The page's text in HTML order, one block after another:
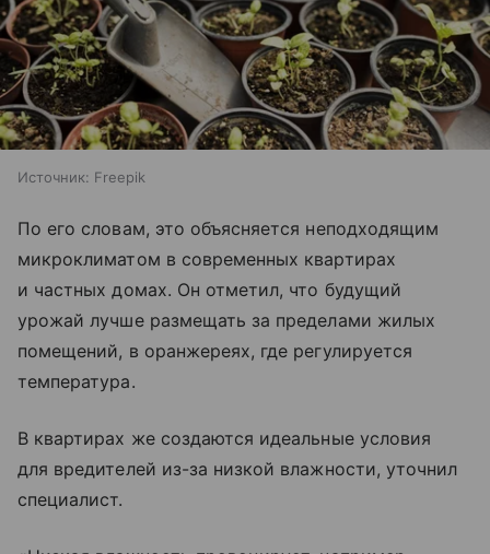
Источник: Freepik
По его словам, это объясняется неподходящим
микроклиматом в современных квартирах
и частных домах. Он отметил, что будущий
урожай лучше размещать за пределами жилых
помещений, в оранжереях, где регулируется
температура.
В квартирах же создаются идеальные условия
для вредителей из-за низкой влажности, уточнил
специалист.